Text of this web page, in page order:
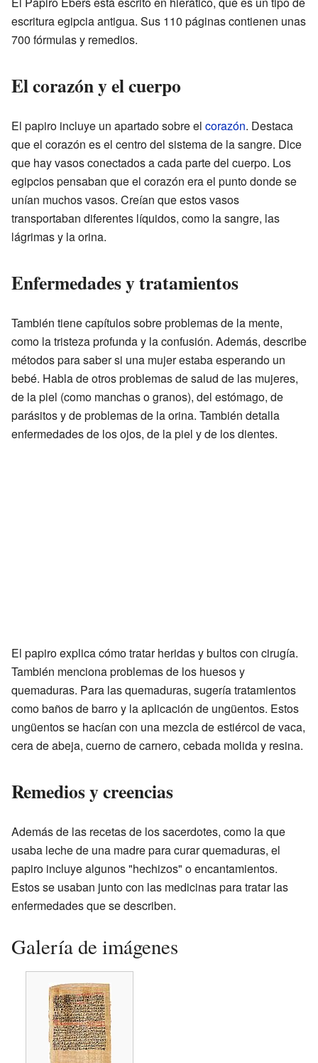
escritura egipcia antigua. Sus 110 páginas contienen unas
700 fórmulas y remedios.
El corazón y el cuerpo
El papiro incluye un apartado sobre el corazón. Destaca
que el corazón es el centro del sistema de la sangre. Dice
que hay vasos conectados a cada parte del cuerpo. Los
egipcios pensaban que el corazón era el punto donde se
unían muchos vasos. Creían que estos vasos
transportaban diferentes líquidos, como la sangre, las
lágrimas y la orina.
Enfermedades y tratamientos
También tiene capítulos sobre problemas de la mente,
como la tristeza profunda y la confusión. Además, describe
métodos para saber si una mujer estaba esperando un
bebé. Habla de otros problemas de salud de las mujeres,
de la piel (como manchas o granos), del estómago, de
parásitos y de problemas de la orina. También detalla
enfermedades de los ojos, de la piel y de los dientes.
El papiro explica cómo tratar heridas y bultos con cirugía.
También menciona problemas de los huesos y
quemaduras. Para las quemaduras, sugería tratamientos
como baños de barro y la aplicación de ungüentos. Estos
ungüentos se hacían con una mezcla de estiércol de vaca,
cera de abeja, cuerno de carnero, cebada molida y resina.
Remedios y creencias
Además de las recetas de los sacerdotes, como la que
usaba leche de una madre para curar quemaduras, el
papiro incluye algunos "hechizos" o encantamientos.
Estos se usaban junto con las medicinas para tratar las
enfermedades que se describen.
Galería de imágenes